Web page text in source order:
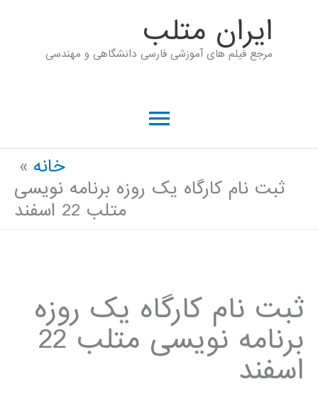
ايران متلب
مرجع فیلم های آموزشی فارسی دانشگاهی و مهندسی
فهرست
خانه
ثبت نام کارگاه یک روزه برنامه نویسی
متلب 22 اسفند
ثبت نام کارگاه یک روزه
برنامه نویسی متلب 22
اسفند